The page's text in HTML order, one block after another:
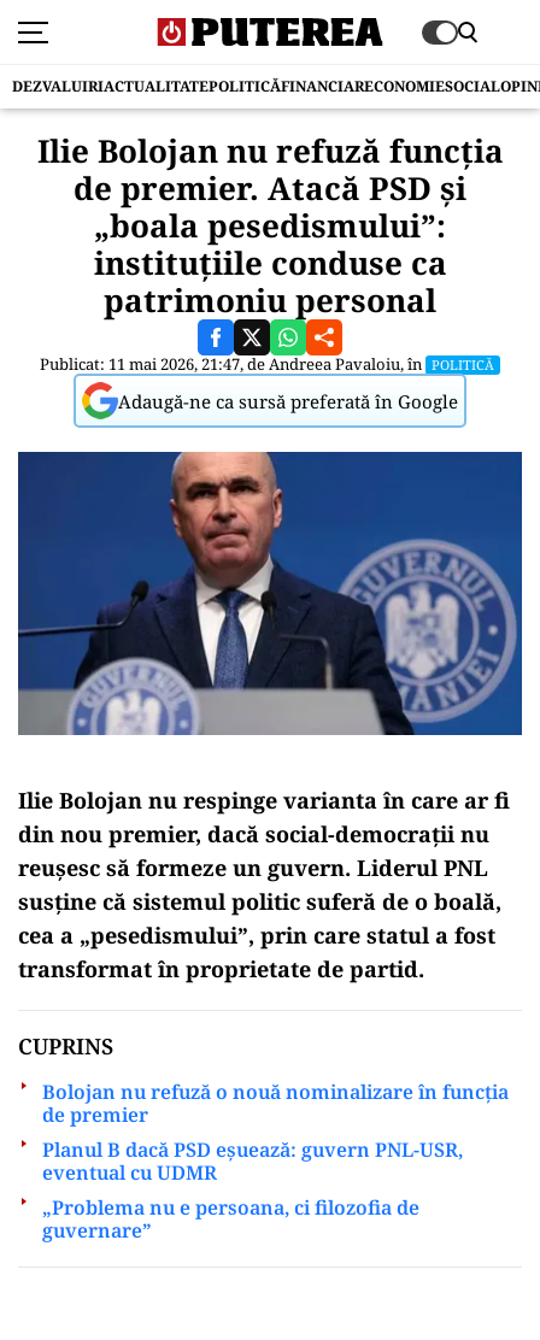
DEZVALUIRIACTUALITATEPOLITICĂFINANCIARECONOMIESOCIAL
Ilie Bolojan nu refuză funcția
de premier. Atacă PSD și
„boala pesedismului”:
instituțiile conduse ca
patrimoniu personal
Publicat: 11 mai 2026, 21:47, deAndreea Pavaloiu, în POLITICĂ
Adaugă-ne ca sursă preferată în Google
Ilie Bolojan nu respinge varianta în care ar fi
din nou premier, dacă social-democrații nu
reușesc să formeze un guvern. Liderul PNL
susține că sistemul politic suferă de o boală,
cea a „pesedismului”, prin care statul a fost
transformat în proprietate de partid.
CUPRINS
Bolojan nu refuză o nouă nominalizare în funcția
de premier
Planul B dacă PSD eșuează: guvern PNL-USR,
eventual cu UDMR
„Problema nu e persoana, ci filozofia de
guvernare”